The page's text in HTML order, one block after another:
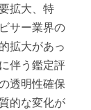
拡大、特
サー業界の
拡大があっ
伴う鑑定評
透明性確保
的な変化が